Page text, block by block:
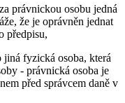
právnickou osobu jedná
že je oprávněn jednat
předpisu,
jiná fyzická osoba, která
- právnická osoba je
před správcem daně v